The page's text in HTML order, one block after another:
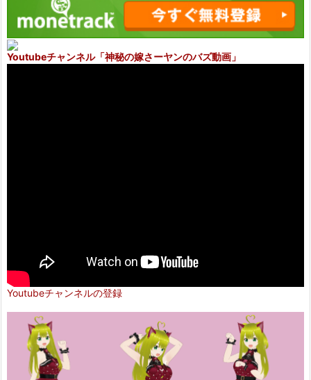
Youtubeチャンネル「神秘の嫁さーヤンのバズ動画」
Youtubeチャンネルの登録